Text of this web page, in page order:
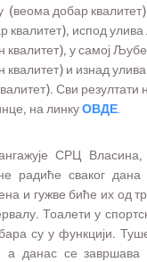
добар
квалитет), испод
квалитет), у самој
квалитет) и изнад
Сви резултати
на линку ОВДЕ.
СРЦ
радиће сваког
и гужве биће их од
Тоалети у
су у функцији.
а данас се